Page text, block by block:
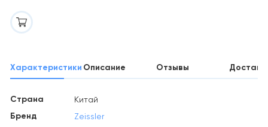
Характеристики Описание Отзывы
Страна Китай
Бренд Zeissler